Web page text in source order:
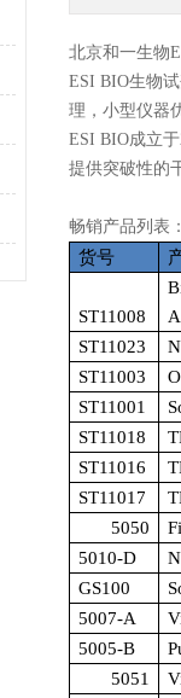
北京和一生物
ESI BIO生物
理，小型仪器
ESI BIO成立
提供突破性的
畅销产品列表
货号
ST11008
ST11023
ST11003
ST11001
ST11018
ST11016
ST11017
5050
5010-D
GS100
5007-A
5005-B
5051